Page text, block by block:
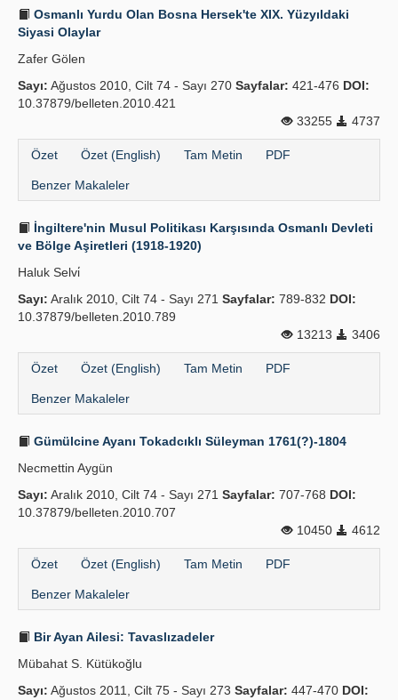
Osmanlı Yurdu Olan Bosna Hersek'te XIX. Yüzyıldaki
Siyasi Olaylar
Zafer Gölen
Sayı: Ağustos 2010, Cilt 74 - Sayı 270 Sayfalar: 421-476 DOI:
10.37879/belleten.2010.421
33255
4737
Özet Özet (English) Tam Metin PDF
Benzer Makaleler
İngiltere'nin Musul Politikası Karşısında Osmanlı Devleti
ve Bölge Aşiretleri (1918-1920)
Haluk Selvi̇
Sayı: Aralık 2010, Cilt 74 - Sayı 271 Sayfalar: 789-832 DOI:
10.37879/belleten.2010.789
13213
3406
Özet Özet (English) Tam Metin PDF
Benzer Makaleler
Gümülcine Ayanı Tokadcıklı Süleyman 1761(?)-1804
Necmettin Aygün
Sayı: Aralık 2010, Cilt 74 - Sayı 271 Sayfalar: 707-768 DOI:
10.37879/belleten.2010.707
10450
4612
Özet Özet (English) Tam Metin PDF
Benzer Makaleler
Bir Ayan Ailesi: Tavaslızadeler
Mübahat S. Kütükoğlu
Sayı: Ağustos 2011, Cilt 75 - Sayı 273 Sayfalar: 447-470 DOI: